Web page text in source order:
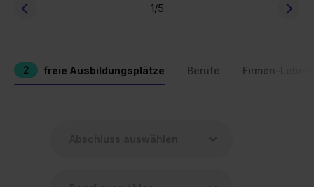
1/5
2 freie Ausbildungsplätze Berufe Firmen-